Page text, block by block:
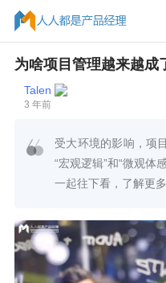
为啥项目管理越来越成
Talen
3 年前
受大环境的影响，项
“宏观逻辑”和“微观体
一起往下看，了解更